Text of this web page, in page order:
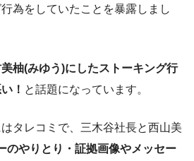
為をしていたことを暴露しまし
柚(みゆう)にしたストーキング行
！ と話題になっています。
タレコミで、三木谷社長と西山美
のやりとり・証拠画像やメッセー